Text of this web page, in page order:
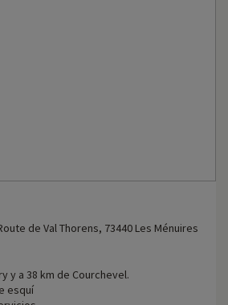
de Val Thorens, 73440 Les Ménuires
y a 38 km de Courchevel.
esquí